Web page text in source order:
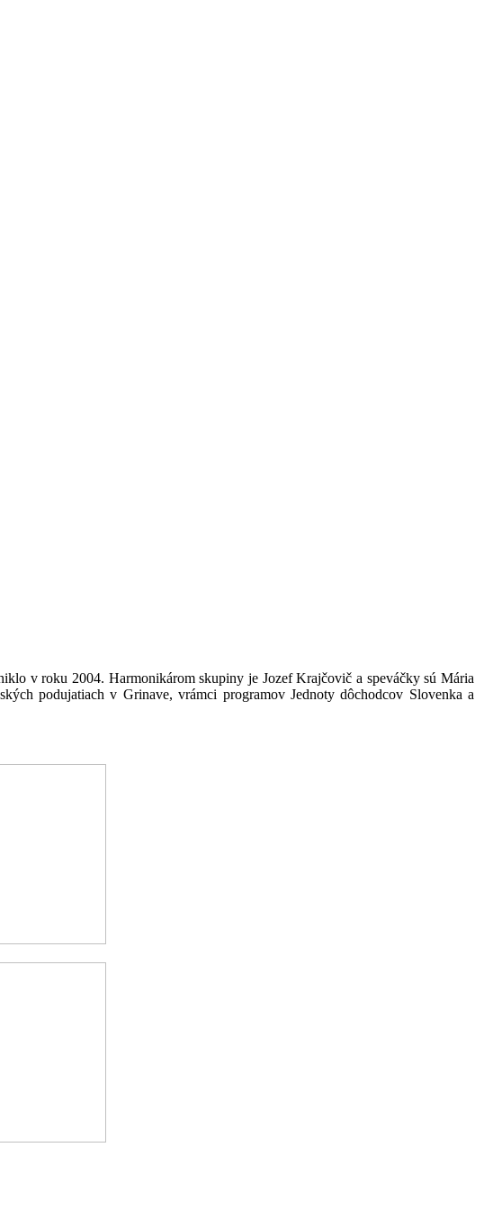
v roku 2004. Harmonikárom skupiny je Jozef Krajčovič a speváčky sú Mária
podujatiach v Grinave, vrámci programov Jednoty dôchodcov Slovenka a